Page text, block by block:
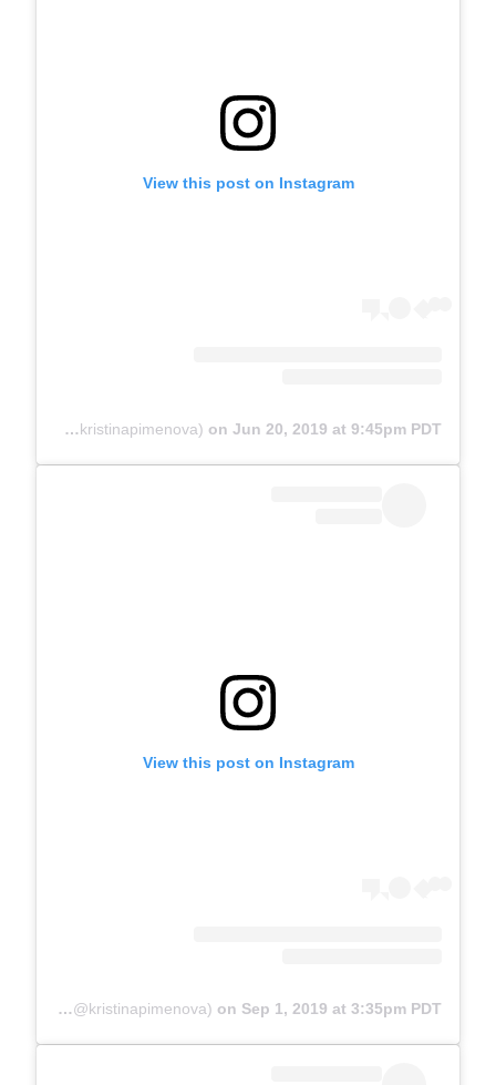
View this post on Instagram
A post shared by Kristina Pimenova (@kristinapimenova) on Jun 20, 2019 at 9:45pm PDT
View this post on Instagram
A post shared by Kristina Pimenova (@kristinapimenova) on Sep 1, 2019 at 3:35pm PDT